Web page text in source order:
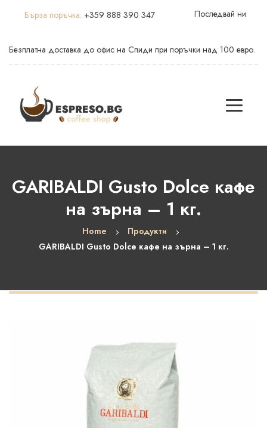
Бърза поръчка: +359 888 390 347 Последвай ни
Безплатна доставка до офис на Спиди при поръчки над 100 евро.
GARIBALDI Gusto Dolce кафе
на зърна – 1 кг.
Home
Продукти
GARIBALDI Gusto Dolce кафе на зърна – 1 кг.